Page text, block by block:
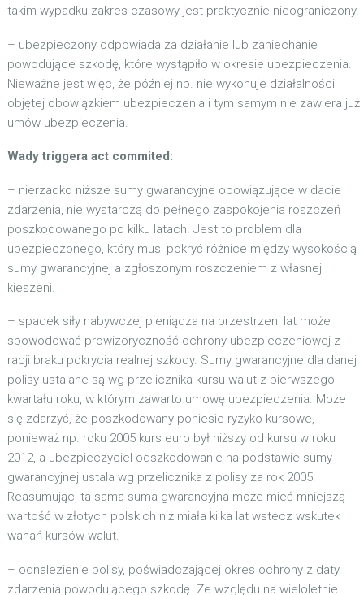
takim wypadku zakres czasowy jest praktycznie nieograniczony.
– ubezpieczony odpowiada za działanie lub zaniechanie
powodujące szkodę, które wystąpiło w okresie ubezpieczenia.
Nieważne jest więc, że później np. nie wykonuje działalności
objętej obowiązkiem ubezpieczenia i tym samym nie zawiera już
umów ubezpieczenia.
Wady triggera act commited:
– nierzadko niższe sumy gwarancyjne obowiązujące w dacie
zdarzenia, nie wystarczą do pełnego zaspokojenia roszczeń
poszkodowanego po kilku latach. Jest to problem dla
ubezpieczonego, który musi pokryć różnice między wysokością
sumy gwarancyjnej a zgłoszonym roszczeniem z własnej
kieszeni.
– spadek siły nabywczej pieniądza na przestrzeni lat może
spowodować prowizoryczność ochrony ubezpieczeniowej z
racji braku pokrycia realnej szkody. Sumy gwarancyjne dla danej
polisy ustalane są wg przelicznika kursu walut z pierwszego
kwartału roku, w którym zawarto umowę ubezpieczenia. Może
się zdarzyć, że poszkodowany poniesie ryzyko kursowe,
ponieważ np. roku 2005 kurs euro był niższy od kursu w roku
2012, a ubezpieczyciel odszkodowanie na podstawie sumy
gwarancyjnej ustala wg przelicznika z polisy za rok 2005.
Reasumując, ta sama suma gwarancyjna może mieć mniejszą
wartość w złotych polskich niż miała kilka lat wstecz wskutek
wahań kursów walut.
– odnalezienie polisy, poświadczającej okres ochrony z daty
zdarzenia powodującego szkodę. Ze względu na wieloletnie